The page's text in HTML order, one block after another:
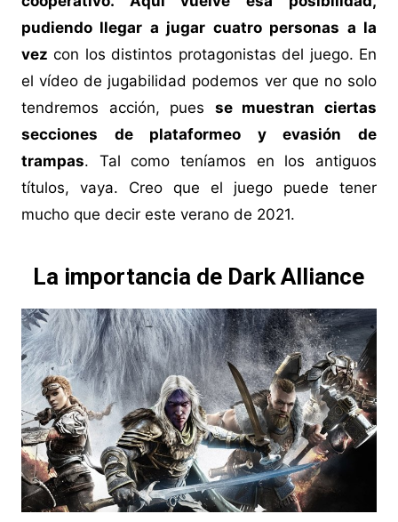
pudiendo llegar a jugar cuatro personas a la
vez con los distintos protagonistas del juego. En
el vídeo de jugabilidad podemos ver que no solo
tendremos acción, pues se muestran ciertas
secciones de plataformeo y evasión de
trampas. Tal como teníamos en los antiguos
títulos, vaya. Creo que el juego puede tener
mucho que decir este verano de 2021.
La importancia de Dark Alliance